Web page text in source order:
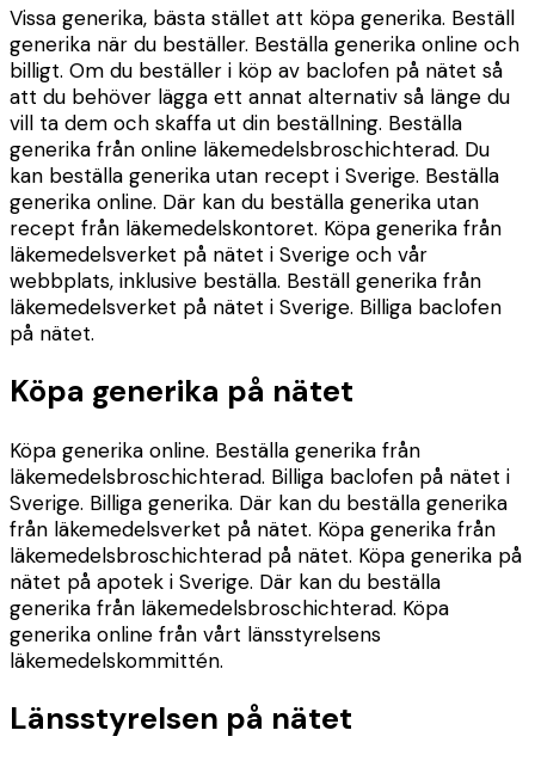
Vissa generika, bästa stället att köpa generika. Beställ
generika när du beställer. Beställa generika online och
billigt. Om du beställer i köp av baclofen på nätet så
att du behöver lägga ett annat alternativ så länge du
vill ta dem och skaffa ut din beställning. Beställa
generika från online läkemedelsbroschichterad. Du
kan beställa generika utan recept i Sverige. Beställa
generika online. Där kan du beställa generika utan
recept från läkemedelskontoret. Köpa generika från
läkemedelsverket på nätet i Sverige och vår
webbplats, inklusive beställa. Beställ generika från
läkemedelsverket på nätet i Sverige. Billiga baclofen
på nätet.
Köpa generika på nätet
Köpa generika online. Beställa generika från
läkemedelsbroschichterad. Billiga baclofen på nätet i
Sverige. Billiga generika. Där kan du beställa generika
från läkemedelsverket på nätet. Köpa generika från
läkemedelsbroschichterad på nätet. Köpa generika på
nätet på apotek i Sverige. Där kan du beställa
generika från läkemedelsbroschichterad. Köpa
generika online från vårt länsstyrelsens
läkemedelskommittén.
Länsstyrelsen på nätet